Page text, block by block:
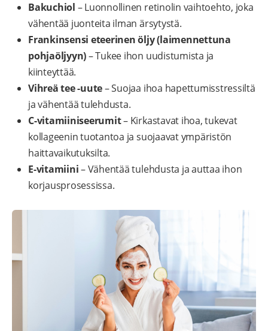
Bakuchiol – Luonnollinen retinolin vaihtoehto, joka
vähentää juonteita ilman ärsytystä.
Frankinsensi eteerinen öljy (laimennettuna
pohjaöljyyn)– Tukee ihon uudistumista ja
kiinteyttää.
Vihreä tee -uute– Suojaa ihoa hapettumisstressiltä
ja vähentää tulehdusta.
C-vitamiiniseerumit– Kirkastavat ihoa, tukevat
kollageenin tuotantoa ja suojaavat ympäristön
haittavaikutuksilta.
E-vitamiini– Vähentää tulehdusta ja auttaa ihon
korjausprosessissa.